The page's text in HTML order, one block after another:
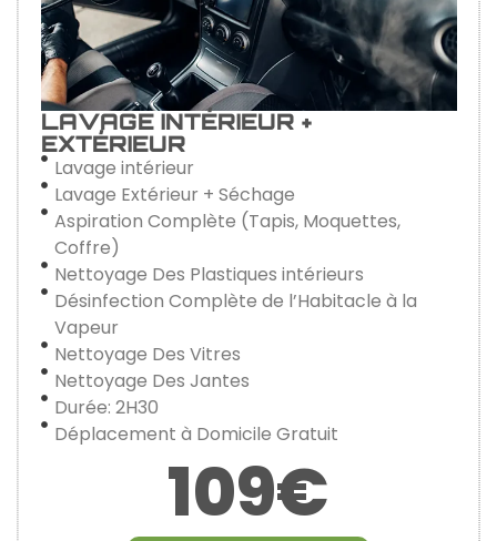
LAVAGE INTÉRIEUR +
EXTÉRIEUR
Lavage intérieur
Lavage Extérieur + Séchage
Aspiration Complète (Tapis, Moquettes,
Coffre)
Nettoyage Des Plastiques intérieurs
Désinfection Complète de l’Habitacle à la
Vapeur
Nettoyage Des Vitres
Nettoyage Des Jantes
Durée: 2H30
Déplacement à Domicile Gratuit
109€